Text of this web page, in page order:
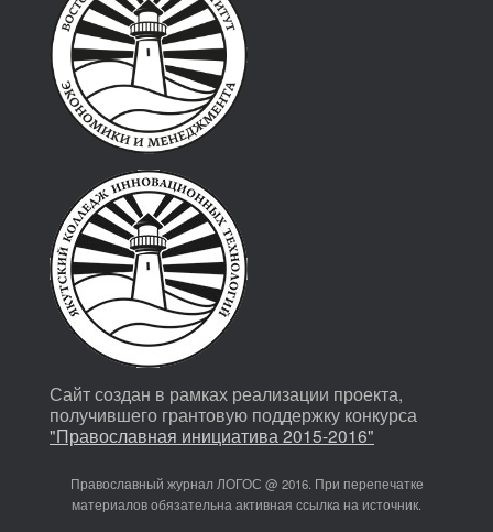
Сайт создан в рамках реализации проекта,
получившего грантовую поддержку конкурса
"Православная инициатива 2015-2016"
Православный журнал ЛОГОС @ 2016. При перепечатке
материалов обязательна активная ссылка на источник.